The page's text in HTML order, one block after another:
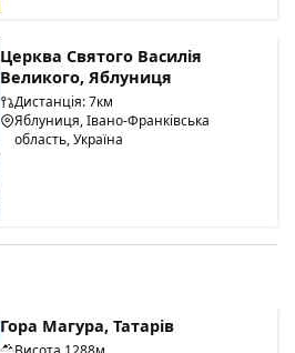
Церква Святого Василія
Великого, Яблуниця
Дистанція: 7км
Яблуниця, Івано-Франківська
область, Україна
Гора Магура, Татарів